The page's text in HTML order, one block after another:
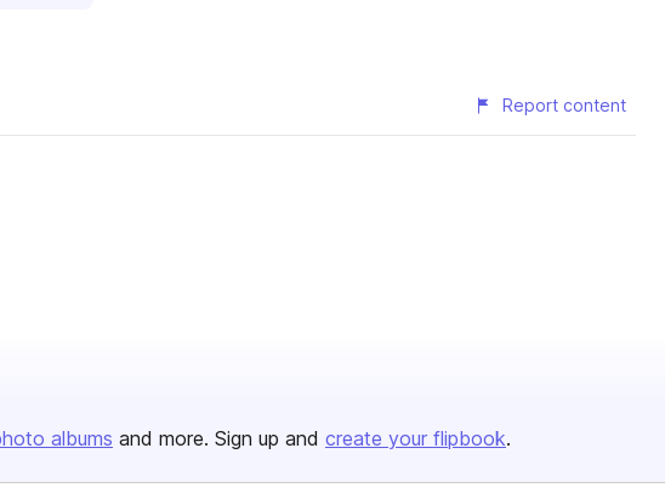
Report content
albums and more. Sign up and create your flipbook.